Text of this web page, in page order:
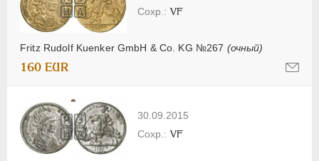
Fritz Rudolf Kuenker GmbH & Co. KG №267 (очный)
VF
160 EUR
30.09.2015
VF